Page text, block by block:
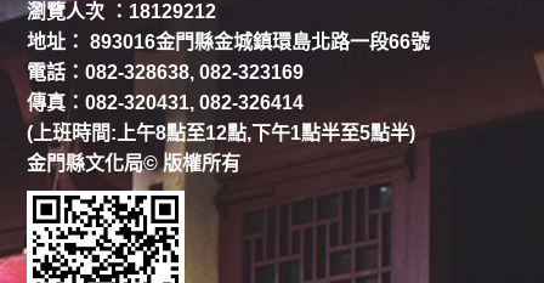
瀏覽人次 ：18129212
地址： 893016金門縣金城鎮環島北路一段66號
電話：082-328638, 082-323169
傳真：082-320431, 082-326414
(上班時間:上午8點至12點,下午1點半至5點半)
金門縣文化局© 版權所有